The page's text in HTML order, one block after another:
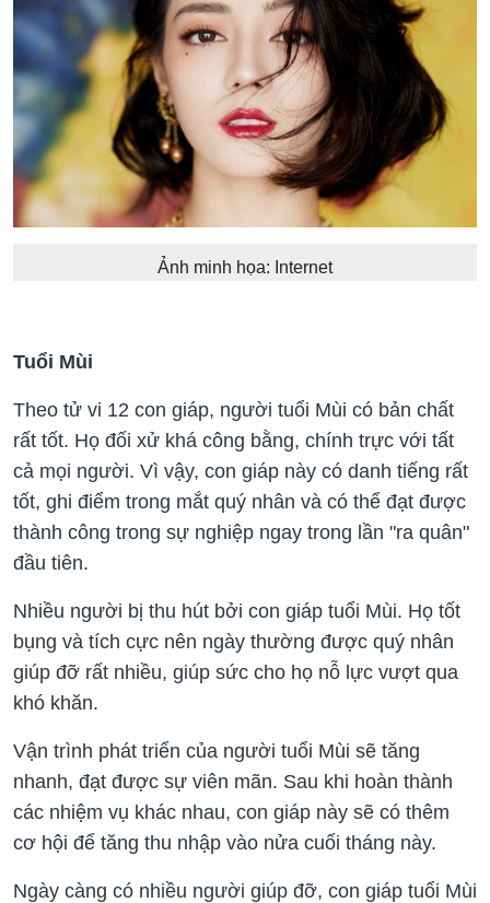
Ảnh minh họa: Internet
Tuổi Mùi
Theo tử vi 12 con giáp, người tuổi Mùi có bản chất
rất tốt. Họ đối xử khá công bằng, chính trực với tất
cả mọi người. Vì vậy, con giáp này có danh tiếng rất
tốt, ghi điểm trong mắt quý nhân và có thể đạt được
thành công trong sự nghiệp ngay trong lần "ra quân"
đầu tiên.
Nhiều người bị thu hút bởi con giáp tuổi Mùi. Họ tốt
bụng và tích cực nên ngày thường được quý nhân
giúp đỡ rất nhiều, giúp sức cho họ nỗ lực vượt qua
khó khăn.
Vận trình phát triển của người tuổi Mùi sẽ tăng
nhanh, đạt được sự viên mãn. Sau khi hoàn thành
các nhiệm vụ khác nhau, con giáp này sẽ có thêm
cơ hội để tăng thu nhập vào nửa cuối tháng này.
Ngày càng có nhiều người giúp đỡ, con giáp tuổi Mùi